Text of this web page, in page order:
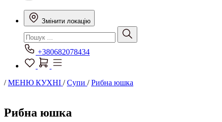
Змінити локацію
+380682078434
/МЕНЮ КУХНІ /Супи /Рибна юшка
Рибна юшка